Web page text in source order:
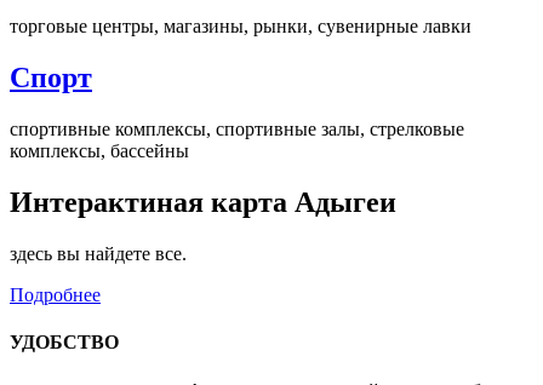
торговые центры, магазины, рынки, сувенирные лавки
Спорт
спортивные комплексы, спортивные залы, стрелковые
комплексы, бассейны
Интерактиная карта Адыгеи
здесь вы найдете все.
Подробнее
УДОБСТВО